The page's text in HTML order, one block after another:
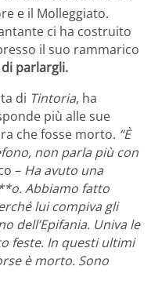
e il Molleggiato.
ci ha costruito
il suo rammarico
parlargli.
di Tintoria, ha
più alle sue
che fosse morto. “È
non parla più con
– Ha avuto una
Abbiamo fatto
lui compiva gli
dell’Epifania. Univa le
feste. In questi ultimi
è morto. Sono